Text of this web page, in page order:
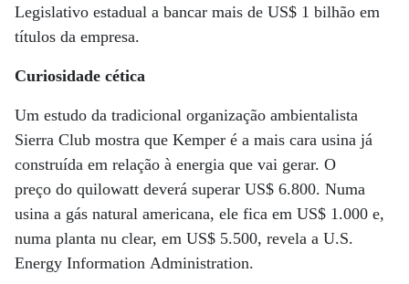
Legislativo estadual a bancar mais de US$ 1 bilhão em
títulos da empresa.
Curiosidade cética
Um estudo da tradicional organização ambientalista
Sierra Club mostra que Kemper é a mais cara usina já
construída em relação à energia que vai gerar. O
preço do quilowatt deverá superar US$ 6.800. Numa
usina a gás natural americana, ele fica em US$ 1.000 e,
numa planta nu clear, em US$ 5.500, revela a U.S.
Energy Information Administration.